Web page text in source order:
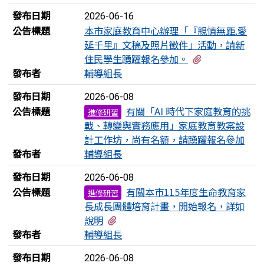
發布日期
2026-06-16
公告標題
本市家庭教育中心辦理「『親情無距.愛
延千里』文稿及照片徵件」活動，請新
住民學生踴躍報名參加。
發布者
輔導組長
發布日期
2026-06-08
公告標題 進修研習
有關「AI 時代下家庭教育的挑
戰、轉變與實務應用」家庭教育教案設
計工作坊，尚有名額，請踴躍報名參加
發布者
輔導組長
發布日期
2026-06-08
公告標題 進修研習
有關本市115年度生命教育家
長成長團體培育計畫，開始報名，詳如
說明
發布者
輔導組長
發布日期
2026-06-08